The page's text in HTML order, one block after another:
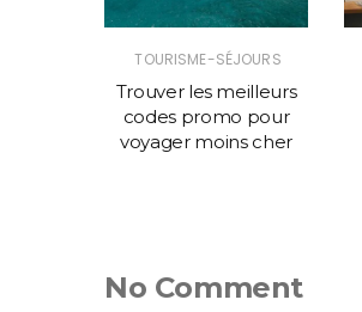
TOURISME-SÉJOURS
Trouver les meilleurs
codes promo pour
voyager moins cher
No Comment